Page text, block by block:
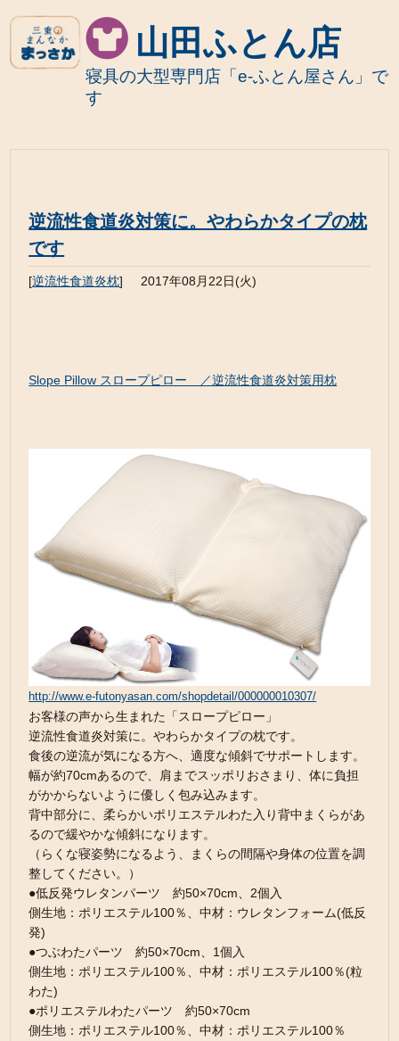
山田ふとん店
寝具の大型専門店「e-ふとん屋さん」で
す
逆流性食道炎対策に。やわらかタイプの枕
です
[逆流性食道炎枕] 2017年08月22日(火)
Slope Pillow スロープピロー ／逆流性食道炎対策用枕
http://www.e-futonyasan.com/shopdetail/000000010307/
お客様の声から生まれた「スロープピロー」
逆流性食道炎対策に。やわらかタイプの枕です。
食後の逆流が気になる方へ、適度な傾斜でサポートします。
幅が約70cmあるので、肩までスッポリおさまり、体に負担
がかからないように優しく包み込みます。
背中部分に、柔らかいポリエステルわた入り背中まくらがあ
るので緩やかな傾斜になります。
（らくな寝姿勢になるよう、まくらの間隔や身体の位置を調
整してください。）
●低反発ウレタンパーツ 約50×70cm、2個入
側生地：ポリエステル100％、中材：ウレタンフォーム(低反
発)
●つぶわたパーツ 約50×70cm、1個入
側生地：ポリエステル100％、中材：ポリエステル100％(粒
わた)
●ポリエステルわたパーツ 約50×70cm
側生地：ポリエステル100％、中材：ポリエステル100％